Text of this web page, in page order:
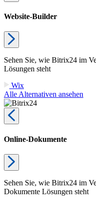
Website-Builder
Sehen Sie, wie Bitrix24 im
Lösungen steht
Wix
Alle Alternativen ansehen
Online-Dokumente
Sehen Sie, wie Bitrix24 im
Dokumente Lösungen steht